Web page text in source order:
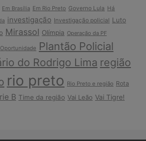
Em Brasília Em Rio Preto Governo Lula Há
investigação Investigação policial Luto
Mirassol Olímpia Operação da PF
Oportunidade Plantão Policial
do Rodrigo Lima região
rio preto Rio Preto e região Rota
B Time da região Vai Leão Vai Tigre!